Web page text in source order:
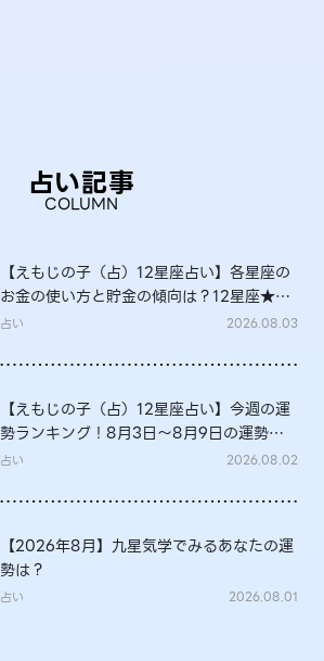
占い記事
COLUMN
【えもじの子（占）12星座占い】各星座の
お金の使い方と貯金の傾向は？12星座★徹
底解説
占い 2026.08.03
【えもじの子（占）12星座占い】今週の運
勢ランキング！8月3日～8月9日の運勢
は？
占い 2026.08.02
【2026年8月】九星気学でみるあなたの運
勢は？
占い 2026.08.01